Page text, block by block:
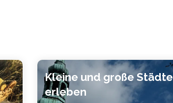
Kleine und große Städte
erleben